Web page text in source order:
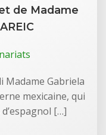
de Madame
Madame Gabriela
mexicaine, qui
[…]